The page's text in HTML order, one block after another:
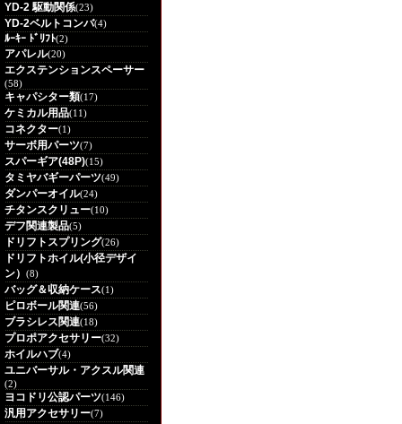
YD-2 駆動関係(23)
YD-2ベルトコンバ(4)
ﾙｰｷｰ ﾄﾞﾘﾌﾄ(2)
アパレル(20)
エクステンションスペーサー
(58)
キャパシター類(17)
ケミカル用品(11)
コネクター(1)
サーボ用パーツ(7)
スパーギア(48P)(15)
タミヤバギーパーツ(49)
ダンパーオイル(24)
チタンスクリュー(10)
デフ関連製品(5)
ドリフトスプリング(26)
ドリフトホイル(小径デザイ
ン） (8)
バッグ＆収納ケース(1)
ピロボール関連(56)
ブラシレス関連(18)
プロポアクセサリー(32)
ホイルハブ(4)
ユニバーサル・アクスル関連
(2)
ヨコドリ公認パーツ(146)
汎用アクセサリー(7)